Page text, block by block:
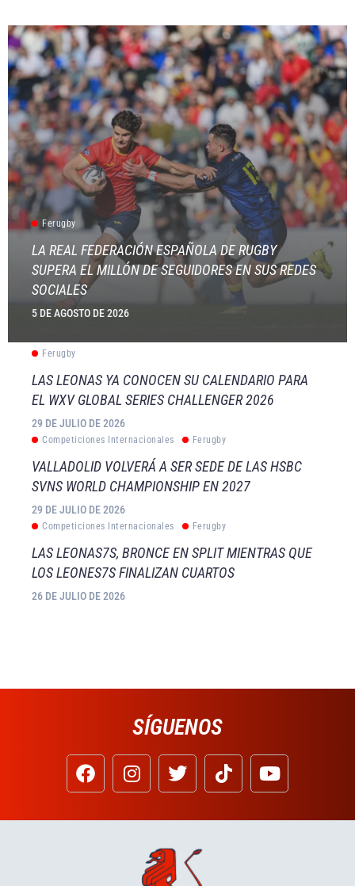
Ferugby
LA REAL FEDERACIÓN ESPAÑOLA DE RUGBY
SUPERA EL MILLÓN DE SEGUIDORES EN SUS REDES
SOCIALES
5 DE AGOSTO DE 2026
Ferugby
LAS LEONAS YA CONOCEN SU CALENDARIO PARA
EL WXV GLOBAL SERIES CHALLENGER 2026
29 DE JULIO DE 2026
Competiciones Internacionales Ferugby
VALLADOLID VOLVERÁ A SER SEDE DE LAS HSBC
SVNS WORLD CHAMPIONSHIP EN 2027
29 DE JULIO DE 2026
Competiciones Internacionales Ferugby
LAS LEONAS7S, BRONCE EN SPLIT MIENTRAS QUE
LOS LEONES7S FINALIZAN CUARTOS
26 DE JULIO DE 2026
SÍGUENOS